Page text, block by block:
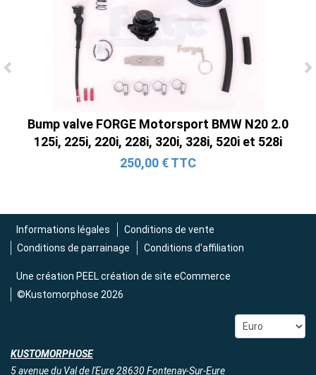
Ligne Cat-Back Active 4 Sorties avec
Tube en H pour Ford Mustang GT & V6
2 690,00 € TTC
Bump valve FORGE Motorsport BMW N20 2.0
125i, 225i, 220i, 228i, 320i, 328i, 520i et 528i
250,00 € TTC
Informations légales
Conditions de vente
Conditions de parrainage
Conditions d'affiliation
Une création PEEL création de site eCommerce
©Kustomorphose 2026
KUSTOMORPHOSE
5 avenue du Val de l'Eure 28630 Fontenay-Sur-Eure